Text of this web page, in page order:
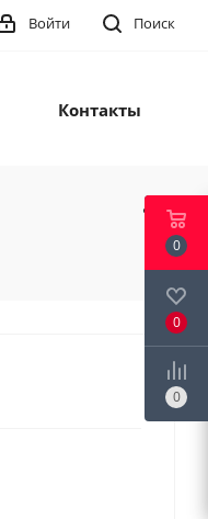
Поиск
Войти
Контакты
0
0
0